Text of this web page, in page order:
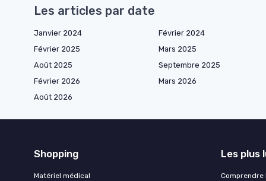
Les articles par date
Janvier 2024 Février 2024
Février 2025
Mars 2025
Août 2025
Septembre 2025
Février 2026
Mars 2026
Août 2026
Shopping
Matériel médical
Les plus